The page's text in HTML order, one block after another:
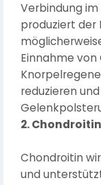
Verbindung
produziert der
Einnahme
reduzieren
2.
Chondroitin
und